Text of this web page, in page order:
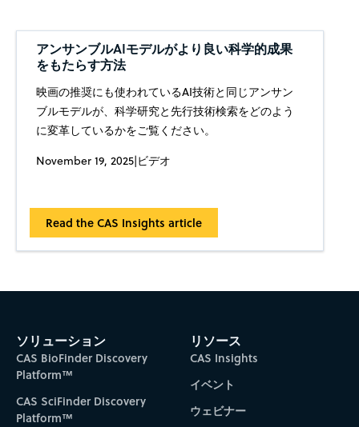
アンサンブルAIモデルがより良い科学的成果
をもたらす方法
映画の推奨にも使われているAI技術と同じアンサン
ブルモデルが、科学研究と先行技術検索をどのよう
に変革しているかをご覧ください。
November 19, 2025|ビデオ
Read the CAS Insights article
ソリューション
CAS BioFinder Discovery
Platform™
CAS SciFinder Discovery
Platform™
リソース
CAS Insights
イベント
ウェビナー